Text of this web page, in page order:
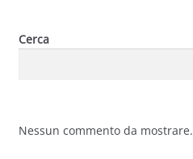
Cerca
Nessun commento da mostrare.